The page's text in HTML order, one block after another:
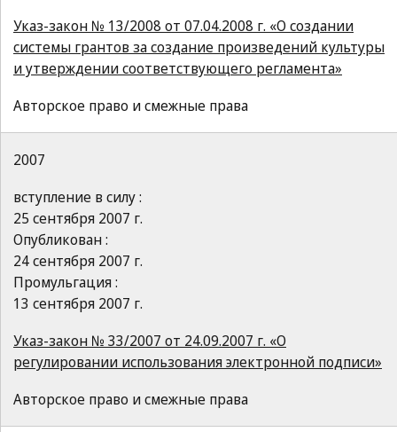
Указ-закон № 13/2008 от 07.04.2008 г. «О создании
системы грантов за создание произведений культуры
и утверждении соответствующего регламента»
Авторское право и смежные права
2007
вступление в силу :
25 сентября 2007 г.
Опубликован :
24 сентября 2007 г.
Промульгация :
13 сентября 2007 г.
Указ-закон № 33/2007 от 24.09.2007 г. «О
регулировании использования электронной подписи»
Авторское право и смежные права